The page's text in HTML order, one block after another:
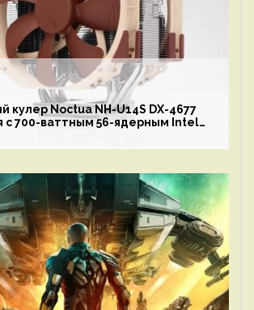
кулер Noctua NH-U14S DX-4677
с 700-ваттным 56-ядерным Intel